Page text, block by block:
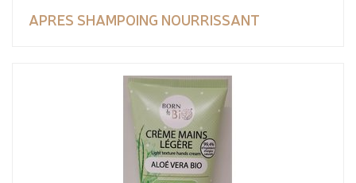
APRES SHAMPOING NOURRISSANT